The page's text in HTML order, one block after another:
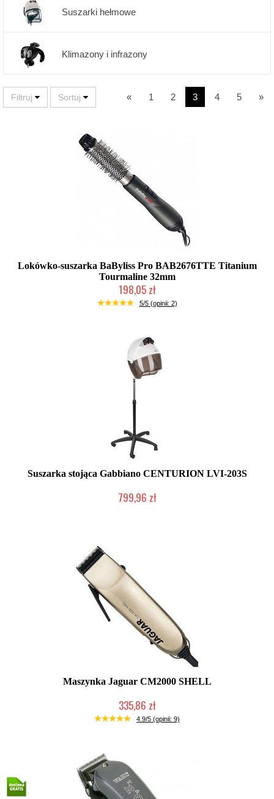
Suszarki hełmowe
Klimazony i infrazony
« 1 2 3 4 5 »
Lokówko-suszarka BaByliss Pro BAB2676TTE Titanium
Tourmaline 32mm
198,05 zł
Mała ilość (wysyłka w 24h)
5/5 (opinii: 2)
Suszarka stojąca Gabbiano CENTURION LVI-203S
799,96 zł
Maszynka Jaguar CM2000 SHELL
335,86 zł
Duża ilość (wysyłka w 24h)
4.9/5 (opinii: 9)